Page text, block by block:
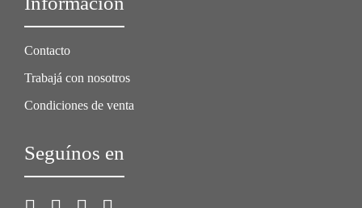
Contacto
Trabajá con nosotros
Condiciones de venta
Seguínos en